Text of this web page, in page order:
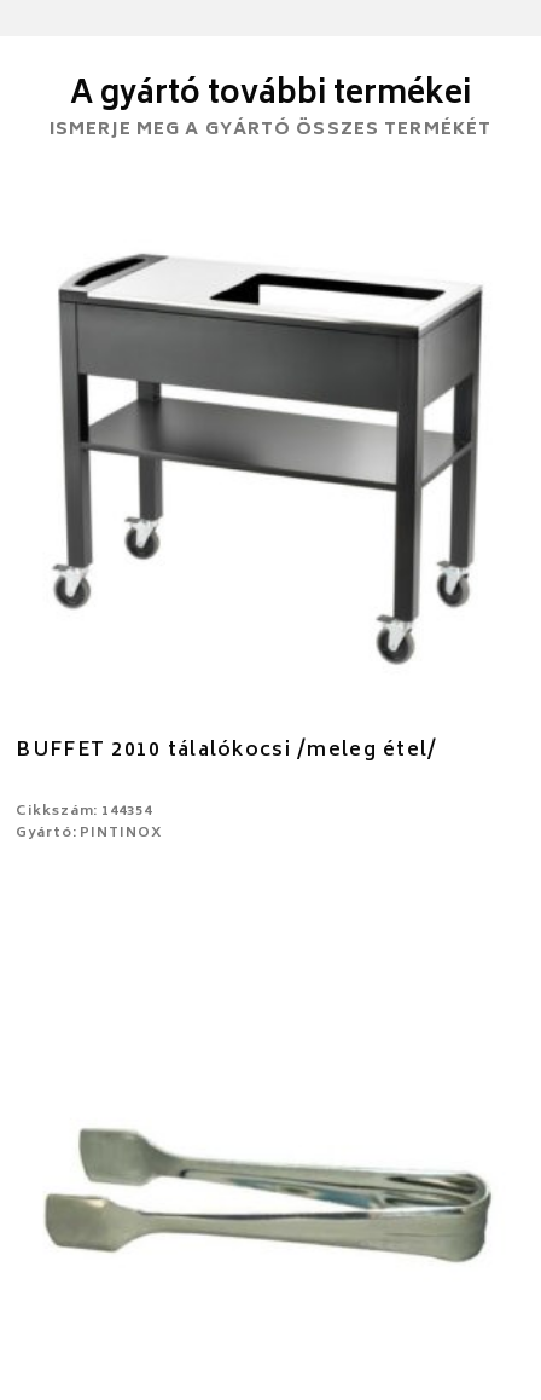
A gyártó további termékei
ISMERJE MEG A GYÁRTÓ ÖSSZES TERMÉKÉT
BUFFET 2010 tálalókocsi /meleg étel/
Cikkszám: 144354
Gyártó: PINTINOX